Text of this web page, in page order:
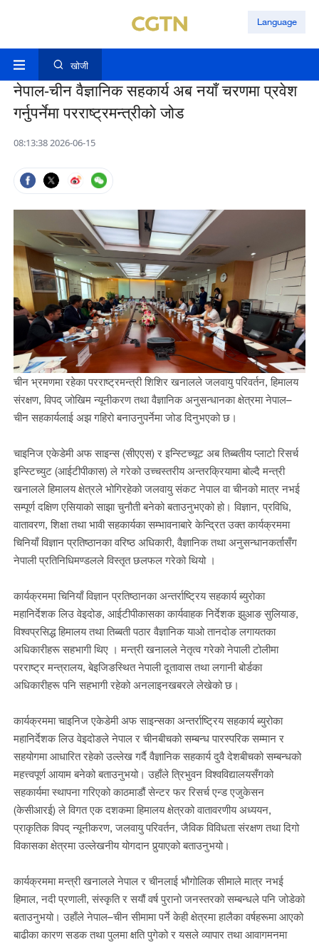
Language
खोजी
नेपाल-चीन वैज्ञानिक सहकार्य अब नयाँ चरणमा प्रवेश
गर्नुपर्नेमा परराष्ट्रमन्त्रीको जोड
08:13:38 2026-06-15
चीन भ्रमणमा रहेका परराष्ट्रमन्त्री शिशिर खनालले जलवायु परिवर्तन, हिमालय
संरक्षण, विपद् जोखिम न्यूनीकरण तथा वैज्ञानिक अनुसन्धानका क्षेत्रमा नेपाल–
चीन सहकार्यलाई अझ गहिरो बनाउनुपर्नेमा जोड दिनुभएको छ।
चाइनिज एकेडेमी अफ साइन्स (सीएएस) र इन्स्टिच्यूट अब तिब्बतीय प्लाटो रिसर्च
इन्स्टिच्युट (आईटीपीकास) ले गरेको उच्चस्तरीय अन्तरक्रियामा बोल्दै मन्त्री
खनालले हिमालय क्षेत्रले भोगिरहेको जलवायु संकट नेपाल वा चीनको मात्र नभई
सम्पूर्ण दक्षिण एसियाको साझा चुनौती बनेको बताउनुभएको हो। विज्ञान, प्रविधि,
वातावरण, शिक्षा तथा भावी सहकार्यका सम्भावनाबारे केन्द्रित उक्त कार्यक्रममा
चिनियाँ विज्ञान प्रतिष्ठानका वरिष्ठ अधिकारी, वैज्ञानिक तथा अनुसन्धानकर्तासँग
नेपाली प्रतिनिधिमण्डलले विस्तृत छलफल गरेको थियो ।
कार्यक्रममा चिनियाँ विज्ञान प्रतिष्ठानका अन्तर्राष्ट्रिय सहकार्य ब्युरोका
महानिर्देशक लिउ वेइदोङ, आईटीपीकासका कार्यवाहक निर्देशक झुआङ सुलियाङ,
विश्वप्रसिद्ध हिमालय तथा तिब्बती पठार वैज्ञानिक याओ तानदोङ लगायतका
अधिकारीहरू सहभागी थिए । मन्त्री खनालले नेतृत्व गरेको नेपाली टोलीमा
परराष्ट्र मन्त्रालय, बेइजिङस्थित नेपाली दूतावास तथा लगानी बोर्डका
अधिकारीहरू पनि सहभागी रहेको अनलाइनखबरले लेखेको छ।
कार्यक्रममा चाइनिज एकेडेमी अफ साइन्सका अन्तर्राष्ट्रिय सहकार्य ब्युरोका
महानिर्देशक लिउ वेइदोङले नेपाल र चीनबीचको सम्बन्ध पारस्परिक सम्मान र
सहयोगमा आधारित रहेको उल्लेख गर्दै वैज्ञानिक सहकार्य दुवै देशबीचको सम्बन्धको
महत्त्वपूर्ण आयाम बनेको बताउनुभयो। उहाँले त्रिभुवन विश्वविद्यालयसँगको
सहकार्यमा स्थापना गरिएको काठमाडौं सेन्टर फर रिसर्च एन्ड एजुकेसन
(केसीआरई) ले विगत एक दशकमा हिमालय क्षेत्रको वातावरणीय अध्ययन,
प्राकृतिक विपद् न्यूनीकरण, जलवायु परिवर्तन, जैविक विविधता संरक्षण तथा दिगो
विकासका क्षेत्रमा उल्लेखनीय योगदान पुर्‍याएको बताउनुभयो।
कार्यक्रममा मन्त्री खनालले नेपाल र चीनलाई भौगोलिक सीमाले मात्र नभई
हिमाल, नदी प्रणाली, संस्कृति र सयौं वर्ष पुरानो जनस्तरको सम्बन्धले पनि जोडेको
बताउनुभयो। उहाँले नेपाल–चीन सीमामा पर्ने केही क्षेत्रमा हालैका वर्षहरूमा आएको
बाढीका कारण सडक तथा पुलमा क्षति पुगेको र यसले व्यापार तथा आवागमनमा